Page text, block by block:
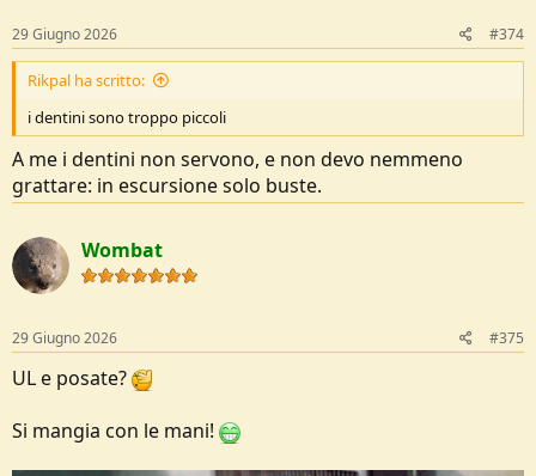
s
:
29 Giugno 2026 #374
Rikpal ha scritto:
i dentini sono troppo piccoli
A me i dentini non servono, e non devo nemmeno
grattare: in escursione solo buste.
Wombat
29 Giugno 2026 #375
UL e posate?
Si mangia con le mani!